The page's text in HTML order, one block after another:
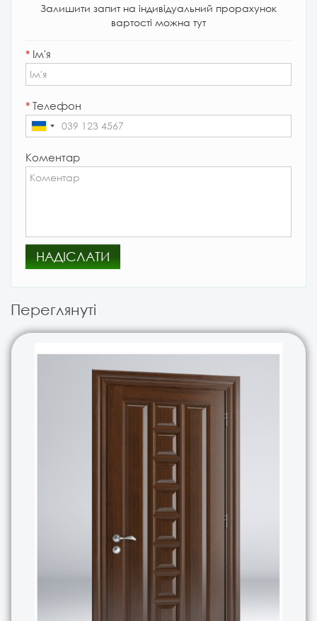
Залишити запит на індивідуальний прорахунок
вартості можна тут
* Ім'я
* Телефон
Коментар
НАДІСЛАТИ
Переглянуті